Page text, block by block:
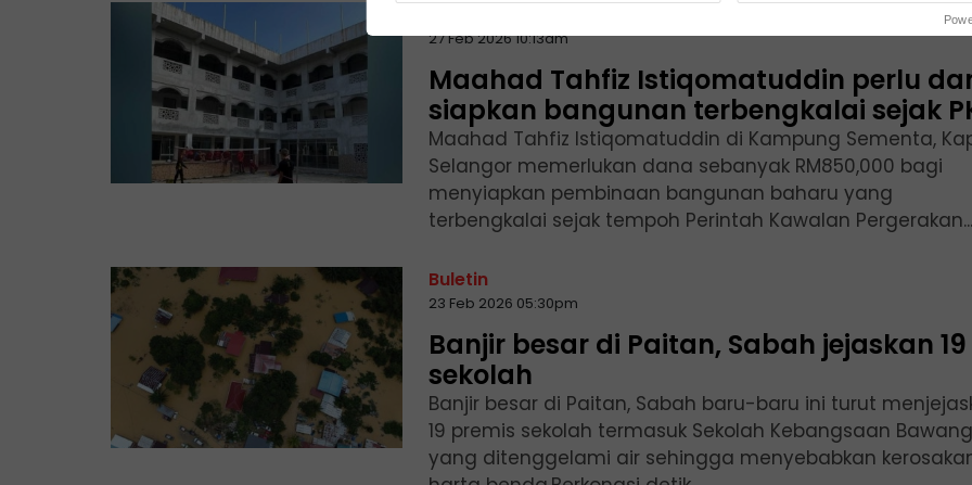
27 Feb 2026 10:13am
Maahad Tahfiz Istiqomatuddin perlu
siapkan bangunan terbengkalai sejak
Maahad Tahfiz Istiqomatuddin di Kampung Sementa,
Selangor memerlukan dana sebanyak RM850,000 bagi
menyiapkan pembinaan bangunan baharu yang
terbengkalai sejak tempoh Perintah Kawalan Pergerakan...
Buletin
23 Feb 2026 05:30pm
Banjir besar di Paitan, Sabah jejaskan 19
sekolah
Banjir besar di Paitan, Sabah baru-baru ini turut
19 premis sekolah termasuk Sekolah Kebangsaan
yang ditenggelami air sehingga menyebabkan